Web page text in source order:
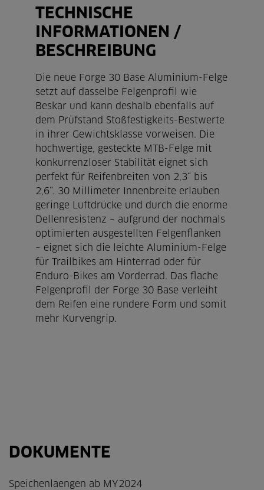
TECHNISCHE
INFORMATIONEN /
BESCHREIBUNG
Die neue Forge 30 Base Aluminium-Felge
setzt auf dasselbe Felgenprofil wie
Beskar und kann deshalb ebenfalls auf
dem Prüfstand Stoßfestigkeits-Bestwerte
in ihrer Gewichtsklasse vorweisen. Die
hochwertige, gesteckte MTB-Felge mit
konkurrenzloser Stabilität eignet sich
perfekt für Reifenbreiten von 2,3“ bis
2,6“. 30 Millimeter Innenbreite erlauben
geringe Luftdrücke und durch die enorme
Dellenresistenz – aufgrund der nochmals
optimierten ausgestellten Felgenflanken
– eignet sich die leichte Aluminium-Felge
für Trailbikes am Hinterrad oder für
Enduro-Bikes am Vorderrad. Das flache
Felgenprofil der Forge 30 Base verleiht
dem Reifen eine rundere Form und somit
mehr Kurvengrip.
DOKUMENTE
Speichenlaengen ab MY2024